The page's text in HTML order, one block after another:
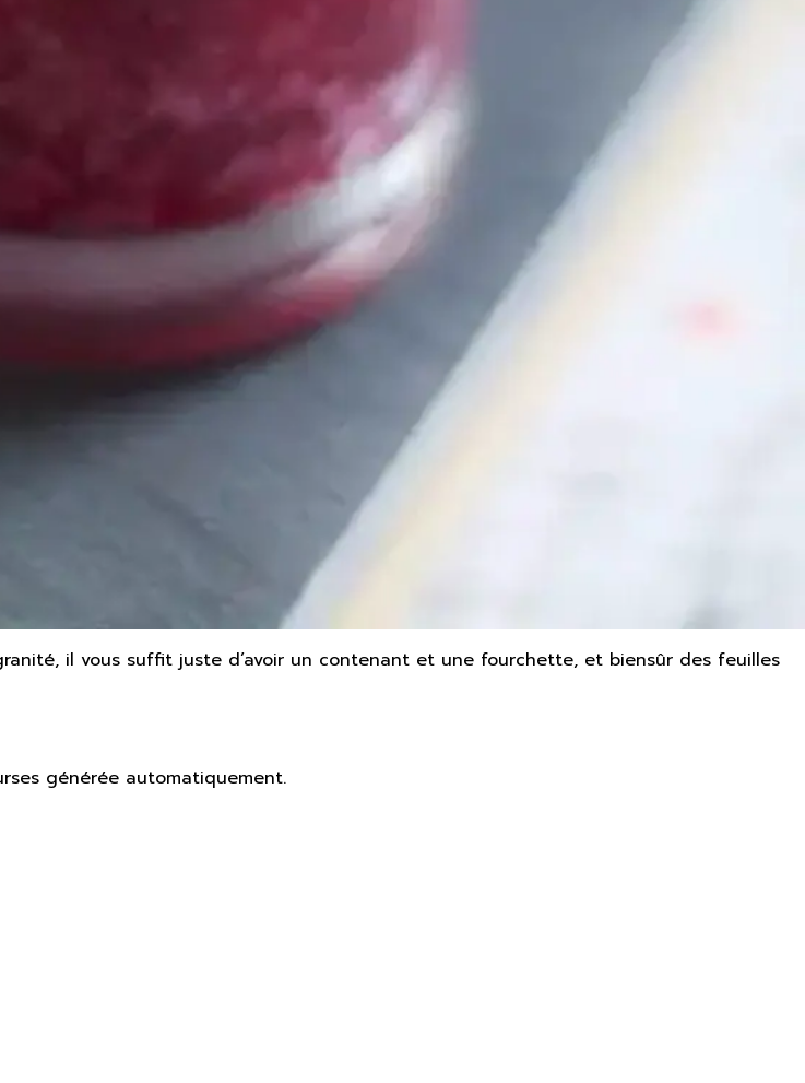
il vous suffit juste d’avoir un contenant et une fourchette, et biensûr des feuilles
générée automatiquement.